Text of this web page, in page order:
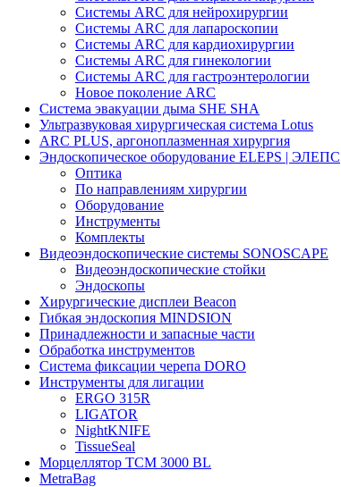
Системы ARC для нейрохирургии
Системы ARC для лапароскопии
Системы ARC для кардиохирургии
Системы ARC для гинекологии
Системы ARC для гастроэнтерологии
Новое поколение ARC
Система эвакуации дыма SHE SHA
Ультразвуковая хирургическая система Lotus
ARC PLUS, аргоноплазменная хирургия
Эндоскопическое оборудование ELEPS | ЭЛЕПС
Оптика
По направлениям хирургии
Оборудование
Инструменты
Комплекты
Видеоэндоскопические системы SONOSCAPE
Видеоэндоскопические стойки
Эндоскопы
Хирургические дисплеи Beacon
Гибкая эндоскопия MINDSION
Принадлежности и запасные части
Обработка инструментов
Система фиксации черепа DORO
Инструменты для лигации
ERGO 315R
LIGATOR
NightKNIFE
TissueSeal
Морцеллятор ТСМ 3000 BL
MetraBag